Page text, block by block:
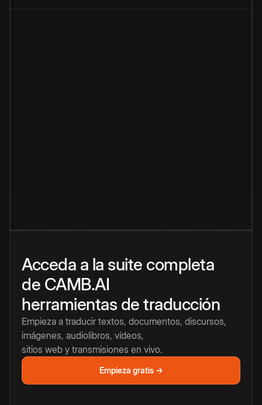
Acceda a la suite completa
de CAMB.AI
herramientas de traducción
Empieza a traducir textos, documentos, discursos,
imágenes, audiolibros, vídeos,
sitios web y transmisiones en vivo.
Empieza gratis →